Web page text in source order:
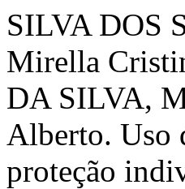
SILVA DOS
Mirella
DA SILVA,
Alberto. Uso
proteção